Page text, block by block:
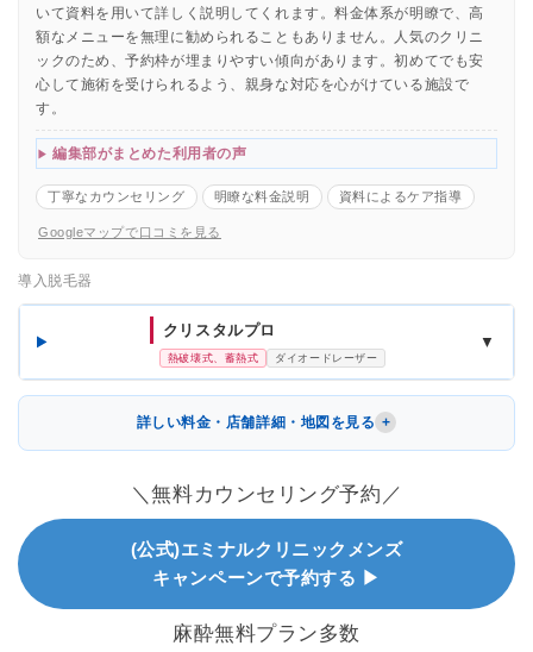
いて資料を用いて詳しく説明してくれます。料金体系が明瞭で、高
額なメニューを無理に勧められることもありません。人気のクリニ
ックのため、予約枠が埋まりやすい傾向があります。初めてでも安
心して施術を受けられるよう、親身な対応を心がけている施設で
す。
編集部がまとめた利用者の声
丁寧なカウンセリング 明瞭な料金説明 資料によるケア指導
Googleマップで口コミを見る
導入脱毛器
クリスタルプロ
熱破壊式、蓄熱式 ダイオードレーザー
▼
詳しい料金・店舗詳細・地図を見る
＼無料カウンセリング予約／
(公式)エミナルクリニックメンズ
キャンペーンで予約する ▶
麻酔無料プラン多数